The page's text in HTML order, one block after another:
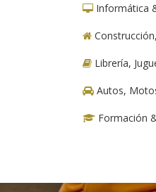
Informática
Librería,
Autos,
Formación